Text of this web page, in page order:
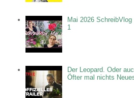
Mai 2026 SchreibVlog
1
Der Leopard. Oder
Öfter mal nichts